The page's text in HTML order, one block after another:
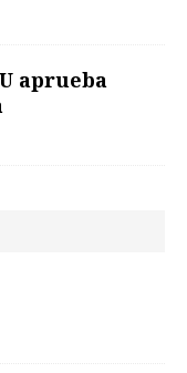
aprueba